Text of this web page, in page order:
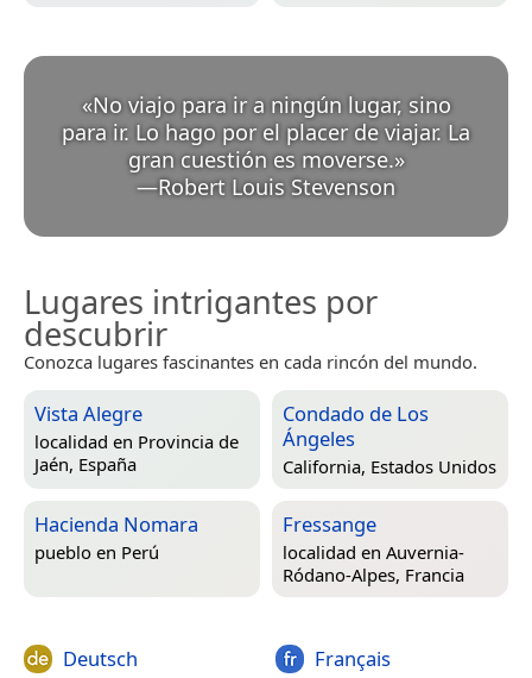
«No viajo para ir a ningún lugar, sino
para ir. Lo hago por el placer de viajar. La
gran cuestión es moverse. »
—Robert Louis Stevenson
Lugares intrigantes por
descubrir
Conozca lugares fascinantes en cada rincón del mundo.
Vista Alegre
localidad en Provincia de
Jaén, España
Condado de Los
Ángeles
California, Estados Unidos
Hacienda Nomara
pueblo en Perú
Fressange
localidad en Auvernia-
Ródano-Alpes, Francia
Deutsch Français